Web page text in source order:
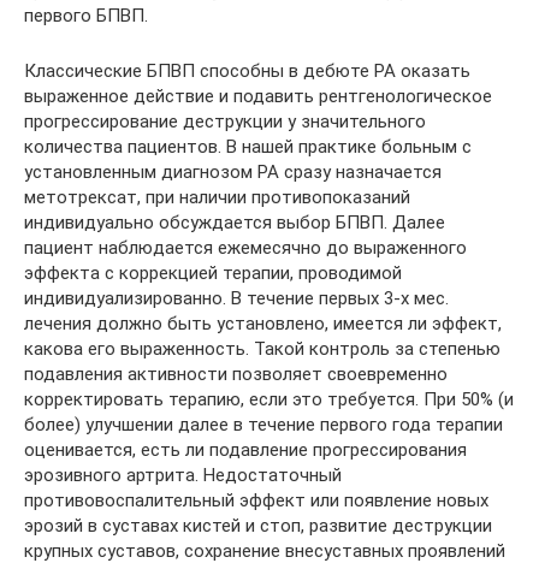
первого БПВП.
Классические БПВП способны в дебюте РА оказать
выраженное действие и подавить рентгенологическое
прогрессирование деструкции у значительного
количества пациентов. В нашей практике больным с
установленным диагнозом РА сразу назначается
метотрексат, при наличии противопоказаний
индивидуально обсуждается выбор БПВП. Далее
пациент наблюдается ежемесячно до выраженного
эффекта с коррекцией терапии, проводимой
индивидуализированно. В течение первых 3-х мес.
лечения должно быть установлено, имеется ли эффект,
какова его выраженность. Такой контроль за степенью
подавления активности позволяет своевременно
корректировать терапию, если это требуется. При 50% (и
более) улучшении далее в течение первого года терапии
оценивается, есть ли подавление прогрессирования
эрозивного артрита. Недостаточный
противовоспалительный эффект или появление новых
эрозий в суставах кистей и стоп, развитие деструкции
крупных суставов, сохранение внесуставных проявлений